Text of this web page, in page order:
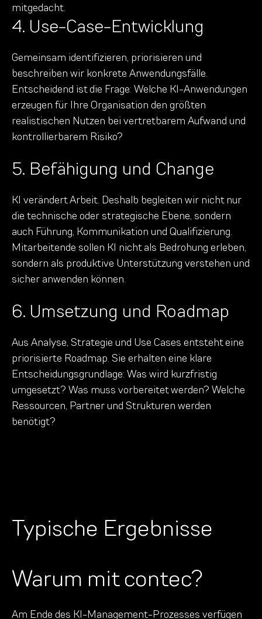
mitgedacht.
4. Use-Case-Entwicklung
Gemeinsam identifizieren, priorisieren und
beschreiben wir konkrete Anwendungsfälle.
Entscheidend ist die Frage: Welche KI-Anwendungen
erzeugen für Ihre Organisation den größten
realistischen Nutzen bei vertretbarem Aufwand und
kontrollierbarem Risiko?
5. Befähigung und Change
KI verändert Arbeit. Deshalb begleiten wir nicht nur
die technische oder strategische Ebene, sondern
auch Führung, Kommunikation und Qualifizierung.
Mitarbeitende sollen KI nicht als Bedrohung erleben,
sondern als produktive Unterstützung verstehen und
sicher anwenden können.
6. Umsetzung und Roadmap
Aus Analyse, Strategie und Use Cases entsteht eine
priorisierte Roadmap. Sie erhalten eine klare
Entscheidungsgrundlage: Was wird kurzfristig
umgesetzt? Was muss vorbereitet werden? Welche
Ressourcen, Partner und Strukturen werden
benötigt?
Typische Ergebnisse
Warum mit contec?
Am Ende des KI-Management-Prozesses verfügen